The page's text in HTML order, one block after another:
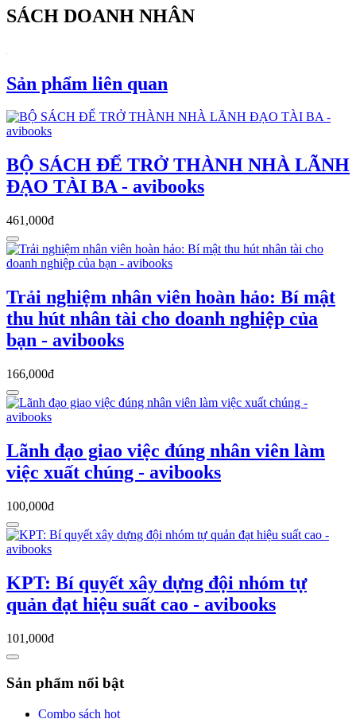
SÁCH DOANH NHÂN
Sản phẩm liên quan
BỘ SÁCH ĐỂ TRỞ THÀNH NHÀ LÃNH
ĐẠO TÀI BA - avibooks
461,000đ
Trải nghiệm nhân viên hoàn hảo: Bí mật
thu hút nhân tài cho doanh nghiệp của
bạn - avibooks
166,000đ
Lãnh đạo giao việc đúng nhân viên làm
việc xuất chúng - avibooks
100,000đ
KPT: Bí quyết xây dựng đội nhóm tự
quản đạt hiệu suất cao - avibooks
101,000đ
Sản phẩm nổi bật
Combo sách hot